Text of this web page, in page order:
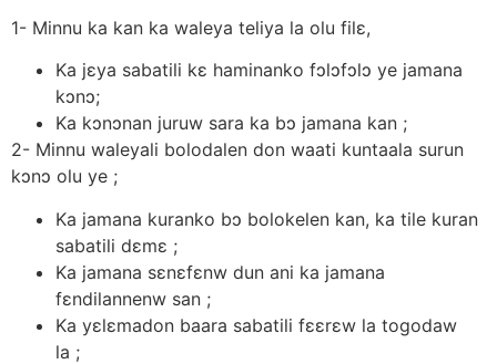
1- Minnu ka kan ka waleya teliya la olu filε,
Ka jεya sabatili kε haminanko fɔlɔfɔlɔ ye jamana
kɔnɔ;
Ka kɔnɔnan juruw sara ka bɔ jamana kan ;
2- Minnu waleyali bolodalen don waati kuntaala surun
kɔnɔ olu ye ;
Ka jamana kuranko bɔ bolokelen kan, ka tile kuran
sabatili dεmε ;
Ka jamana sεnεfεnw dun ani ka jamana
fεndilannenw san ;
Ka yεlεmadon baara sabatili fεεrεw la togodaw
la ;